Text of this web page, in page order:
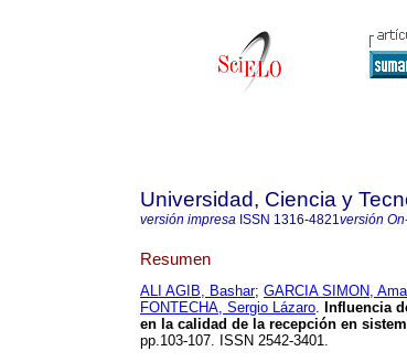
Universidad, Ciencia y
versión impresa ISSN 1316-4821versión
Resumen
ALI AGIB, Bashar; GARCIA SIMON,
FONTECHA, Sergio Lázaro. Influencia
en la calidad de la recepción en
pp.103-107. ISSN 2542-3401.